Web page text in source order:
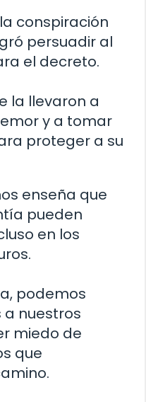
conspiración
persuadir al
el decreto.
la llevaron a
y a tomar
proteger a su
enseña que
pueden
en los
podemos
nuestros
miedo de
que